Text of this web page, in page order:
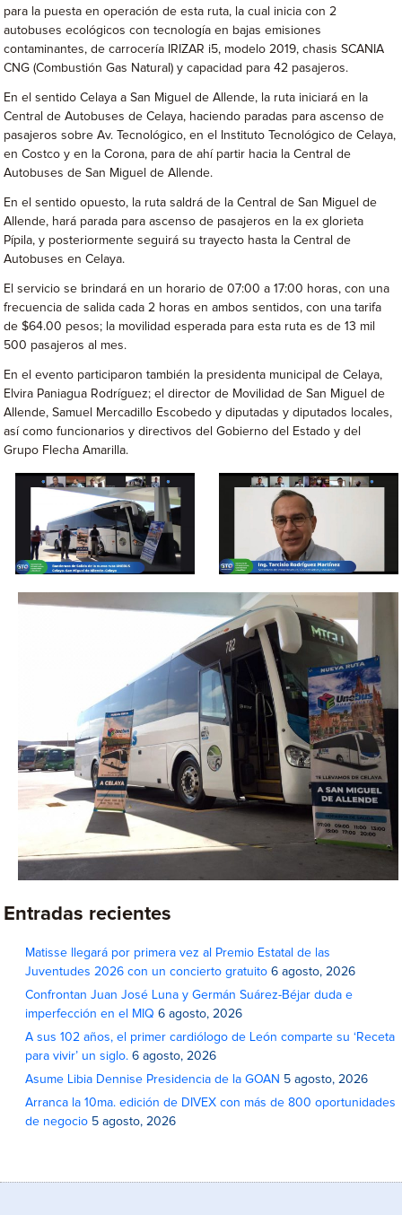
para la puesta en operación de esta ruta, la cual inicia con 2
autobuses ecológicos con tecnología en bajas emisiones
contaminantes, de carrocería IRIZAR i5, modelo 2019, chasis SCANIA
CNG (Combustión Gas Natural) y capacidad para 42 pasajeros.
En el sentido Celaya a San Miguel de Allende, la ruta iniciará en la
Central de Autobuses de Celaya, haciendo paradas para ascenso de
pasajeros sobre Av. Tecnológico, en el Instituto Tecnológico de Celaya,
en Costco y en la Corona, para de ahí partir hacia la Central de
Autobuses de San Miguel de Allende.
En el sentido opuesto, la ruta saldrá de la Central de San Miguel de
Allende, hará parada para ascenso de pasajeros en la ex glorieta
Pípila, y posteriormente seguirá su trayecto hasta la Central de
Autobuses en Celaya.
El servicio se brindará en un horario de 07:00 a 17:00 horas, con una
frecuencia de salida cada 2 horas en ambos sentidos, con una tarifa
de $64.00 pesos; la movilidad esperada para esta ruta es de 13 mil
500 pasajeros al mes.
En el evento participaron también la presidenta municipal de Celaya,
Elvira Paniagua Rodríguez; el director de Movilidad de San Miguel de
Allende, Samuel Mercadillo Escobedo y diputadas y diputados locales,
así como funcionarios y directivos del Gobierno del Estado y del
Grupo Flecha Amarilla.
Entradas recientes
Matisse llegará por primera vez al Premio Estatal de las
Juventudes 2026 con un concierto gratuito 6 agosto, 2026
Confrontan Juan José Luna y Germán Suárez-Béjar duda e
imperfección en el MIQ 6 agosto, 2026
A sus 102 años, el primer cardiólogo de León comparte su ‘Receta
para vivir’ un siglo. 6 agosto, 2026
Asume Libia Dennise Presidencia de la GOAN 5 agosto, 2026
Arranca la 10ma. edición de DIVEX con más de 800 oportunidades
de negocio 5 agosto, 2026